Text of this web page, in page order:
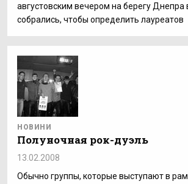
августовским вечером на берегу Днепра
собрались, чтобы определить лауреатов
НОВИНИ
Полуночная рок-дуэль
13.02.2008
Обычно группы, которые выступают в